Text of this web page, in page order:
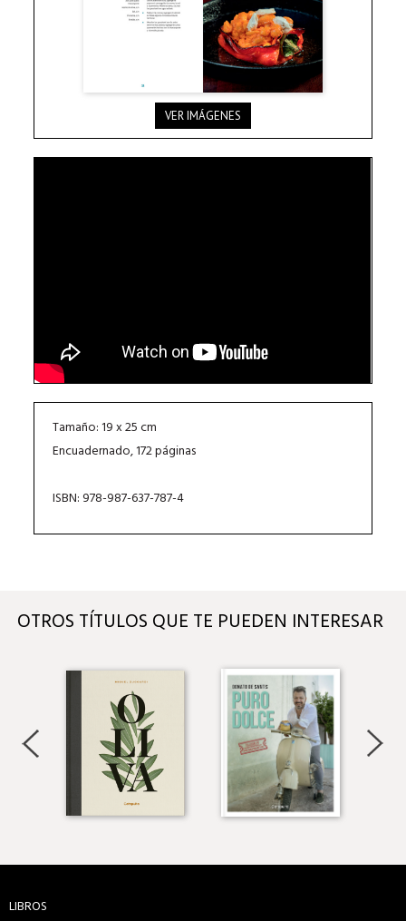
VER IMÁGENES
Tamaño: 19 x 25 cm
Encuadernado, 172 páginas
ISBN: 978-987-637-787-4
OTROS TÍTULOS QUE TE PUEDEN INTERESAR
LIBROS